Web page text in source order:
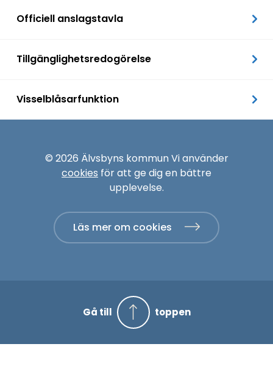
Officiell anslagstavla
Tillgänglighetsredogörelse
Visselblåsarfunktion
© 2026 Älvsbyns kommun Vi använder
cookies för att ge dig en bättre
upplevelse.
Läs mer om cookies
Gå till toppen